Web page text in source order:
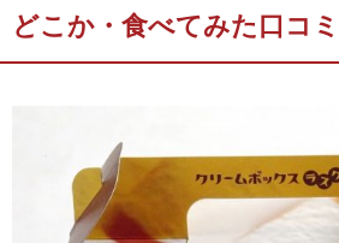
どこか・食べてみた口コミ